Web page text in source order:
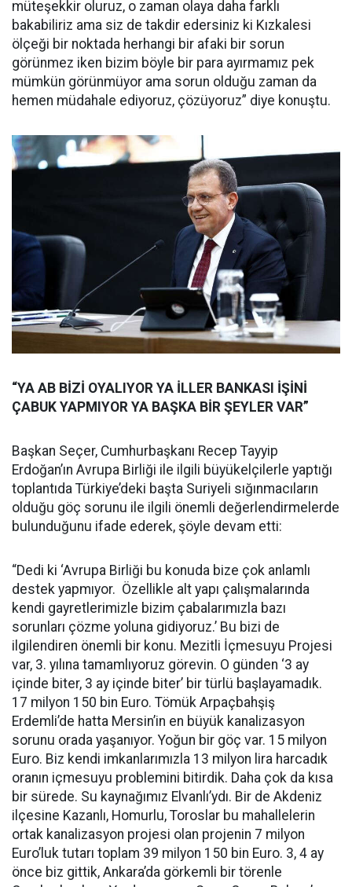
müteşekkir oluruz, o zaman olaya daha farklı
bakabiliriz ama siz de takdir edersiniz ki Kızkalesi
ölçeği bir noktada herhangi bir afaki bir sorun
görünmez iken bizim böyle bir para ayırmamız pek
mümkün görünmüyor ama sorun olduğu zaman da
hemen müdahale ediyoruz, çözüyoruz” diye konuştu.
“YA AB BİZİ OYALIYOR YA İLLER BANKASI İŞİNİ
ÇABUK YAPMIYOR YA BAŞKA BİR ŞEYLER VAR”
Başkan Seçer, Cumhurbaşkanı Recep Tayyip
Erdoğan’ın Avrupa Birliği ile ilgili büyükelçilerle yaptığı
toplantıda Türkiye’deki başta Suriyeli sığınmacıların
olduğu göç sorunu ile ilgili önemli değerlendirmelerde
bulunduğunu ifade ederek, şöyle devam etti:
“Dedi ki ‘Avrupa Birliği bu konuda bize çok anlamlı
destek yapmıyor. Özellikle alt yapı çalışmalarında
kendi gayretlerimizle bizim çabalarımızla bazı
sorunları çözme yoluna gidiyoruz.’ Bu bizi de
ilgilendiren önemli bir konu. Mezitli İçmesuyu Projesi
var, 3. yılına tamamlıyoruz görevin. O günden ‘3 ay
içinde biter, 3 ay içinde biter’ bir türlü başlayamadık.
17 milyon 150 bin Euro. Tömük Arpaçbahşiş
Erdemli’de hatta Mersin’in en büyük kanalizasyon
sorunu orada yaşanıyor. Yoğun bir göç var. 15 milyon
Euro. Biz kendi imkanlarımızla 13 milyon lira harcadık
oranın içmesuyu problemini bitirdik. Daha çok da kısa
bir sürede. Su kaynağımız Elvanlı’ydı. Bir de Akdeniz
ilçesine Kazanlı, Homurlu, Toroslar bu mahallelerin
ortak kanalizasyon projesi olan projenin 7 milyon
Euro’luk tutarı toplam 39 milyon 150 bin Euro. 3, 4 ay
önce biz gittik, Ankara’da görkemli bir törenle